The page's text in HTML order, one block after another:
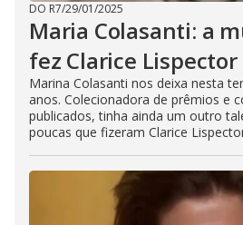
DO R7/29/01/2025
Maria Colasanti: a
fez Clarice
Marina Colasanti nos deixa nesta
anos. Colecionadora de prêmios e
publicados, tinha ainda um outro
poucas que fizeram Clarice